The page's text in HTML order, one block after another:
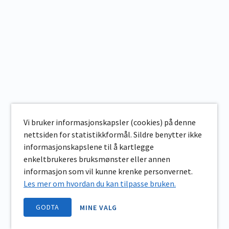
Vi bruker informasjonskapsler (cookies) på denne
nettsiden for statistikkformål. Sildre benytter ikke
informasjonskapslene til å kartlegge
enkeltbrukeres bruksmønster eller annen
informasjon som vil kunne krenke personvernet.
Les mer om hvordan du kan tilpasse bruken.
GODTA MINE VALG